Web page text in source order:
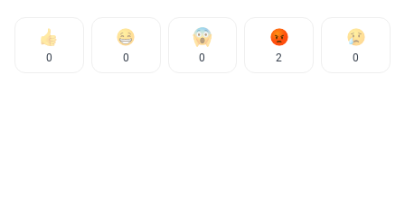
0 0 0 2 0